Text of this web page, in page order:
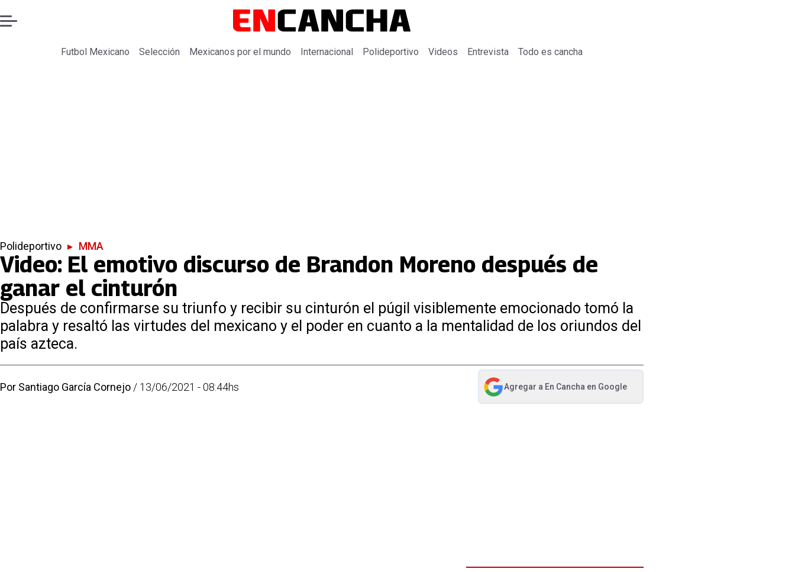
Futbol Mexicano Selección Mexicanos por el mundo Internacional Polideportivo Videos Entrevista Todo es cancha
Polideportivo ▸ MMA
Video: El emotivo discurso de Brandon Moreno después de
ganar el cinturón
Después de confirmarse su triunfo y recibir su cinturón el púgil visiblemente emocionado tomó la
palabra y resaltó las virtudes del mexicano y el poder en cuanto a la mentalidad de los oriundos del
país azteca.
Por Santiago García Cornejo / 13/06/2021 - 08:44hs Agregar a En Cancha en Google
abre en nueva pestaña